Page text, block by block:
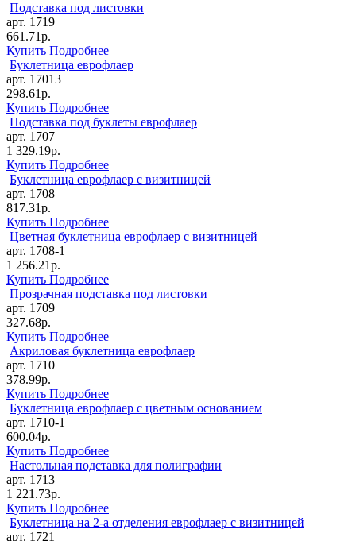
Подставка под листовки
арт. 1719
661.71р.
Купить Подробнее
Буклетница еврофлаер
арт. 17013
298.61р.
Купить Подробнее
Подставка под буклеты еврофлаер
арт. 1707
1 329.19р.
Купить Подробнее
Буклетница еврофлаер с визитницей
арт. 1708
817.31р.
Купить Подробнее
Цветная буклетница еврофлаер с визитницей
арт. 1708-1
1 256.21р.
Купить Подробнее
Прозрачная подставка под листовки
арт. 1709
327.68р.
Купить Подробнее
Акриловая буклетница еврофлаер
арт. 1710
378.99р.
Купить Подробнее
Буклетница еврофлаер с цветным основанием
арт. 1710-1
600.04р.
Купить Подробнее
Настольная подставка для полиграфии
арт. 1713
1 221.73р.
Купить Подробнее
Буклетница на 2-а отделения еврофлаер с визитницей
арт. 1721